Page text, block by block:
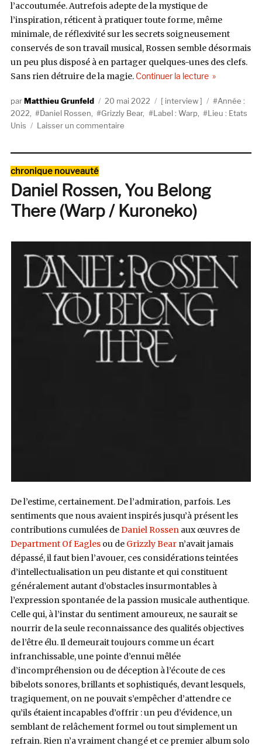
l’accoutumée. Autrefois adepte de la mystique de
l’inspiration, réticent à pratiquer toute forme, même
minimale, de réflexivité sur les secrets soigneusement
conservés de son travail musical, Rossen semble désormais
un peu plus disposé à en partager quelques-unes des clefs.
Sans rien détruire de la magie. Continuer la lecturede « Daniel
AuteurMatthieu Grunfeld
Publié
le
20 mai 2022 Catégories
interview Étiquettes
Année :
2022
Daniel Rossen Grizzly Bear, Label : Warp
Lieu : Etats
Unis
Laisser un commentairesur
envie
de
composer
court-
circuiteraient
toute
l’histoire
rock. »
Catégories
chronique nouveauté
Daniel Rossen, You Belong
There (Warp / Kuroneko)
De l’estime, certainement. De l’admiration, parfois. Les
sentiments que nous avaient inspirés jusqu’à présent les
contributions cumulées deDaniel Rossenaux œuvres de
Department Of Eaglesou de Grizzly Bearn’avait jamais
dépassé, il faut bien l’avouer, ces considérations teintées
d’intellectualisation un peu distante et qui constituent
généralement autant d’obstacles insurmontables à
l’expression spontanée de la passion musicale authentique.
Celle qui, à l’instar du sentiment amoureux, ne saurait se
nourrir de la seule reconnaissance des qualités objectives
de l’être élu. Il demeurait toujours comme un écart
infranchissable, une pointe d’ennui mêlée
d’incompréhension ou de déception à l’écoute de ces
bibelots sonores, brillants et sophistiqués, devant lesquels,
tragiquement, on ne pouvait s’empêcher d’attendre ce
qu’ils étaient incapables d’offrir : un peu d’évidence, un
semblant de relâchement formel ou tout simplement un
refrain. Rien n’a vraiment changé et ce premier album solo